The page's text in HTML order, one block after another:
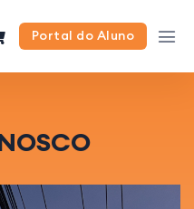
Portal do Aluno